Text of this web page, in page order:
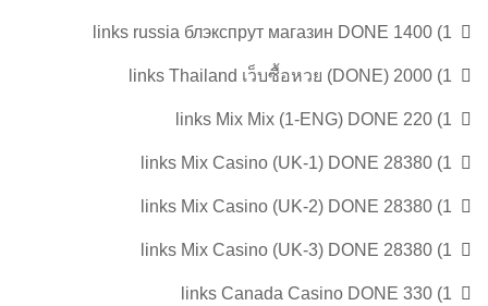
1) 1400 links russia блэкспрут магазин DONE
1) 2000 links Thailand เว็บซื้อหวย (DONE)
1) 220 links Mix Mix (1-ENG) DONE
1) 28380 links Mix Casino (UK-1) DONE
1) 28380 links Mix Casino (UK-2) DONE
1) 28380 links Mix Casino (UK-3) DONE
1) 330 links Canada Casino DONE